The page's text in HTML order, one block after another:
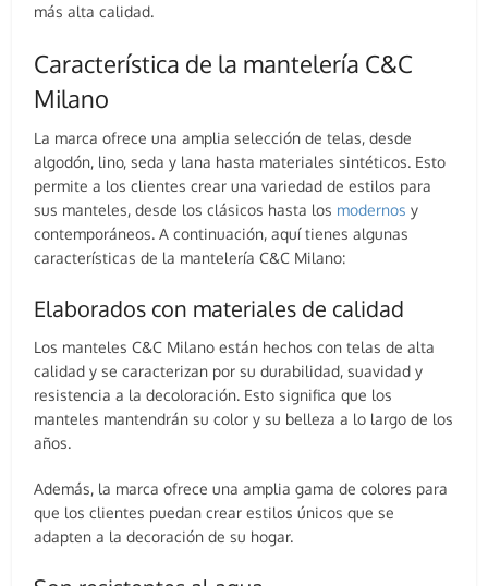
más alta calidad.
Característica de la mantelería C&C
Milano
La marca ofrece una amplia selección de telas, desde
algodón, lino, seda y lana hasta materiales sintéticos. Esto
permite a los clientes crear una variedad de estilos para
sus manteles, desde los clásicos hasta los modernos y
contemporáneos. A continuación, aquí tienes algunas
características de la mantelería C&C Milano:
Elaborados con materiales de calidad
Los manteles C&C Milano están hechos con telas de alta
calidad y se caracterizan por su durabilidad, suavidad y
resistencia a la decoloración. Esto significa que los
manteles mantendrán su color y su belleza a lo largo de los
años.
Además, la marca ofrece una amplia gama de colores para
que los clientes puedan crear estilos únicos que se
adapten a la decoración de su hogar.